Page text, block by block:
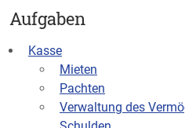
Aufgaben
Kasse
Mieten
Pachten
Verwaltung des